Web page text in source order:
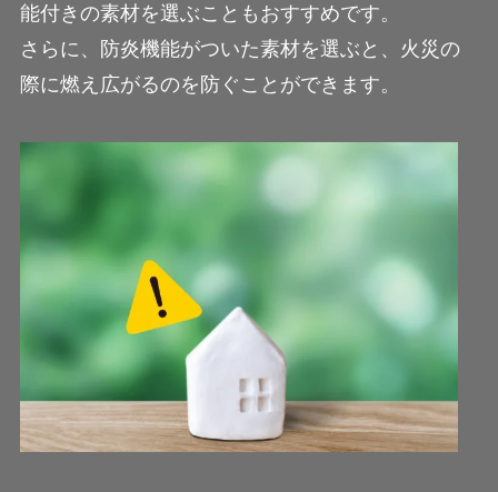
能付きの素材を選ぶこともおすすめです。
さらに、防炎機能がついた素材を選ぶと、火災の
際に燃え広がるのを防ぐことができます。